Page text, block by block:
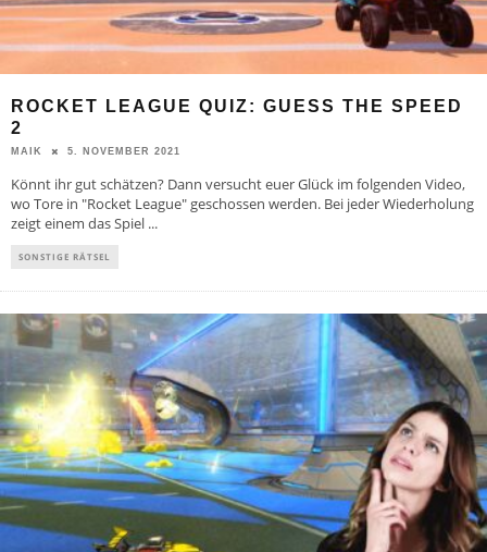
ROCKET LEAGUE QUIZ: GUESS THE SPEED
2
MAIK 5. NOVEMBER 2021
Könnt ihr gut schätzen? Dann versucht euer Glück im folgenden Video,
wo Tore in "Rocket League" geschossen werden. Bei jeder Wiederholung
zeigt einem das Spiel ...
SONSTIGE RÄTSEL